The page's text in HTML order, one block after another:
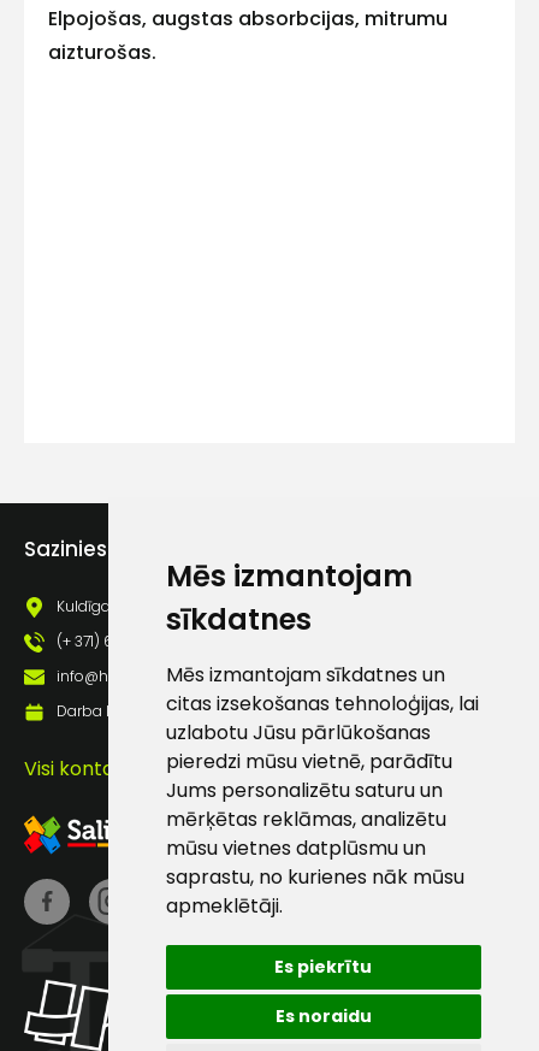
Mēs izmantojam
sīkdatnes
Mēs izmantojam sīkdatnes un
citas izsekošanas tehnoloģijas, lai
uzlabotu Jūsu pārlūkošanas
pieredzi mūsu vietnē, parādītu
Jums personalizētu saturu un
mērķētas reklāmas, analizētu
mūsu vietnes datplūsmu un
saprastu, no kurienes nāk mūsu
apmeklētāji.
Es piekrītu
Es noraidu
Elpojošas, augstas absorbcijas, mitrumu
aizturošas.
Sazinies ar mums
Kuldīgas iela 69a, Saldus, Saldus nov., LV - 3801
(+ 371) 63 881 186
info@hards.lv
Darba laiks: Darbadienās: 8:00 - 17:00
Visi kontakti
Klientu
atbalsts
Darbdienās:
8:00 – 17:00
info@hards.lv